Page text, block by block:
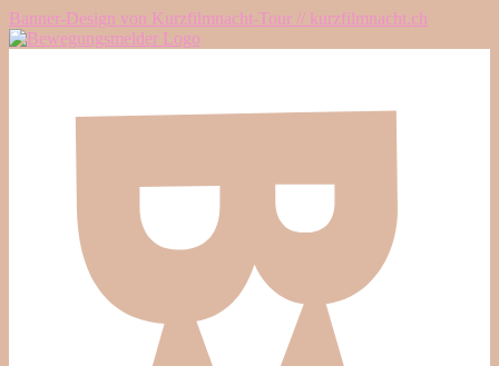
Banner-Design von Kurzfilmnacht-Tour // kurzfilmnacht.ch